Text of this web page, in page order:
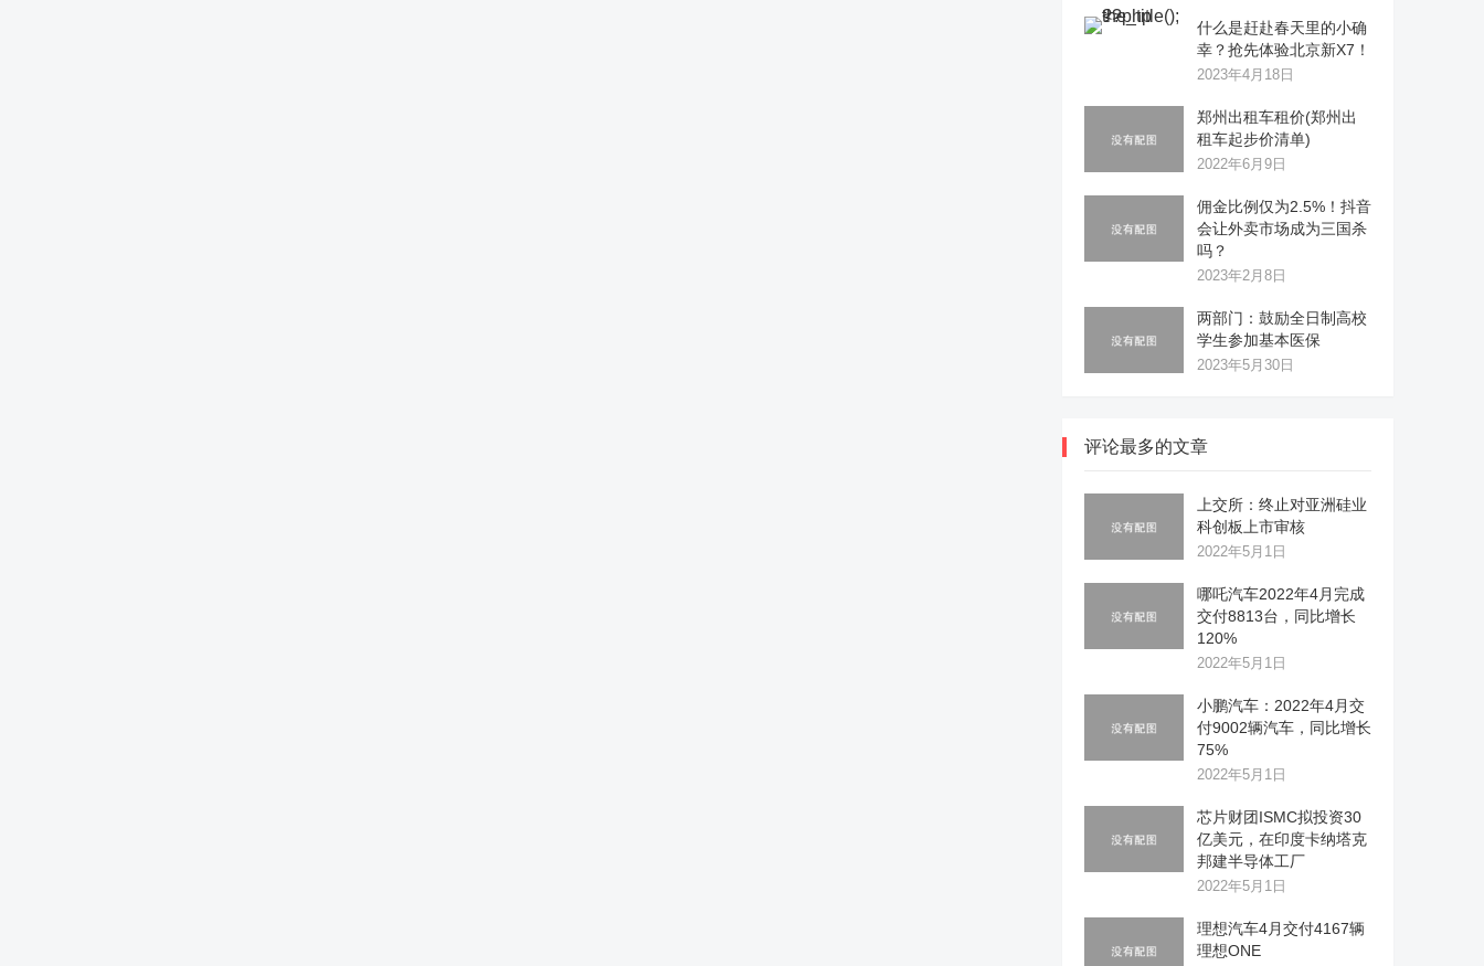
什么是赶赴春天里的小确
幸？抢先体验北京新X7！
2023年4月18日
郑州出租车租价(郑州出
租车起步价清单)
2022年6月9日
佣金比例仅为2.5%！抖音
会让外卖市场成为三国杀
吗？
2023年2月8日
两部门：鼓励全日制高校
学生参加基本医保
2023年5月30日
评论最多的文章
上交所：终止对亚洲硅业
科创板上市审核
2022年5月1日
哪吒汽车2022年4月完成
交付8813台，同比增长
120%
2022年5月1日
小鹏汽车：2022年4月交
付9002辆汽车，同比增长
75%
2022年5月1日
芯片财团ISMC拟投资30
亿美元，在印度卡纳塔克
邦建半导体工厂
2022年5月1日
理想汽车4月交付4167辆
理想ONE